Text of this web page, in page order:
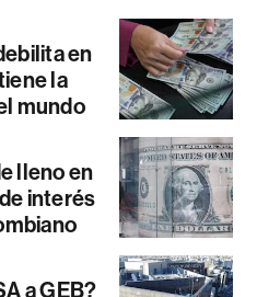
en
la
mundo
lleno en
interés
a GEB?